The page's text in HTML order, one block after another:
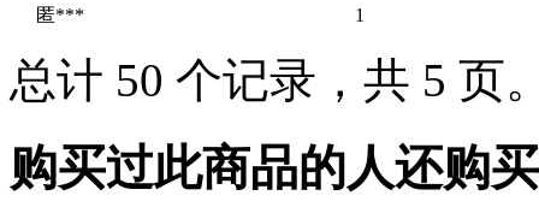
匿***
1
总计 50 个记录，共 5 页
购买过此商品的人还购